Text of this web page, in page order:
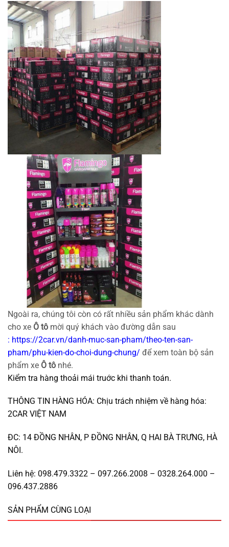
Ngoài ra, chúng tôi còn có rất nhiều sản phẩm khác dành
cho xe Ô tô mời quý khách vào đường dẫn sau
: https://2car.vn/danh-muc-san-pham/theo-ten-san-
pham/phu-kien-do-choi-dung-chung/ để xem toàn bộ sản
phẩm xe Ô tô nhé.
Kiểm tra hàng thoải mái truớc khi thanh toán.
THÔNG TIN HÀNG HÓA: Chịu trách nhiệm về hàng hóa:
2CAR VIỆT NAM
ĐC: 14 ĐỒNG NHÂN, P ĐỒNG NHÂN, Q HAI BÀ TRƯNG, HÀ
NÔI.
Liên hệ: 098.479.3322 – 097.266.2008 – 0328.264.000 –
096.437.2886
SẢN PHẨM CÙNG LOẠI